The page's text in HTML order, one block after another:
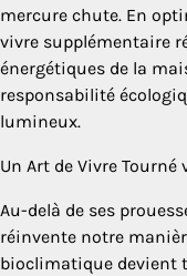
mercure chute. En
vivre supplémentaire
énergétiques de la
responsabilité
lumineux.
Un Art de Vivre Tourné
Au-delà de ses
réinvente notre
bioclimatique devient